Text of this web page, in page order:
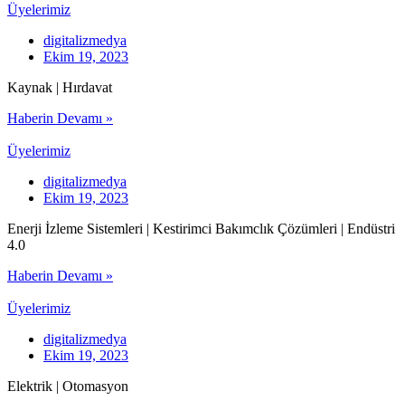
Üyelerimiz
digitalizmedya
Ekim 19, 2023
Kaynak | Hırdavat
Haberin Devamı »
Üyelerimiz
digitalizmedya
Ekim 19, 2023
Enerji İzleme Sistemleri | Kestirimci Bakımclık Çözümleri | Endüstri
4.0
Haberin Devamı »
Üyelerimiz
digitalizmedya
Ekim 19, 2023
Elektrik | Otomasyon